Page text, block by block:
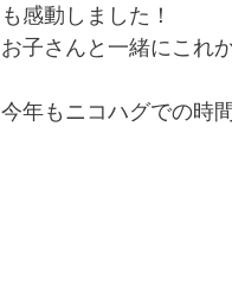
も感動しました！
お子さんと一緒にこれ
今年もニコハグでの時